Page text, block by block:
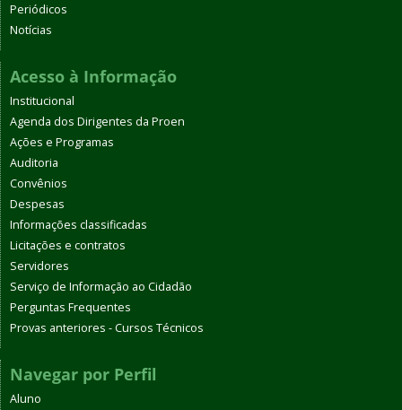
Periódicos
Notícias
Acesso à Informação
Institucional
Agenda dos Dirigentes da Proen
Ações e Programas
Auditoria
Convênios
Despesas
Informações classificadas
Licitações e contratos
Servidores
Serviço de Informação ao Cidadão
Perguntas Frequentes
Provas anteriores - Cursos Técnicos
Navegar por Perfil
Aluno